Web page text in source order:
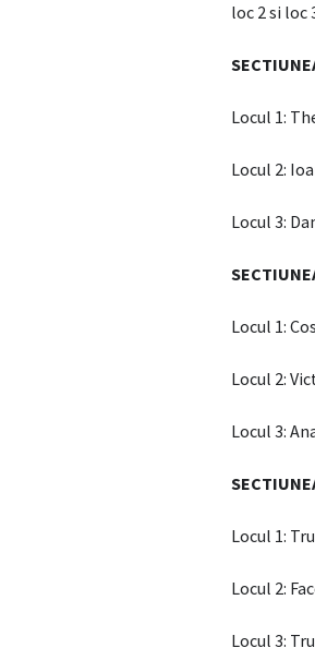
loc 2 si loc
Locul 1:
Locul 2:
Locul 3:
Locul 1:
Locul 2:
Locul 3:
Locul 1:
Locul 2:
Locul 3: